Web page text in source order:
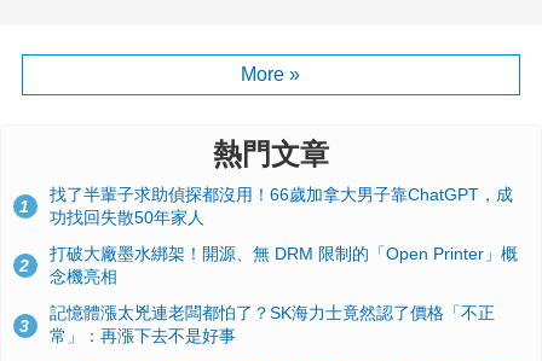
More »
熱門文章
1
找了半輩子求助偵探都沒用！66歲加拿大男子靠ChatGPT，成
功找回失散50年家人
2
打破大廠墨水綁架！開源、無 DRM 限制的「Open Printer」概
念機亮相
3
記憶體漲太兇連老闆都怕了？SK海力士竟然認了價格「不正
常」：再漲下去不是好事